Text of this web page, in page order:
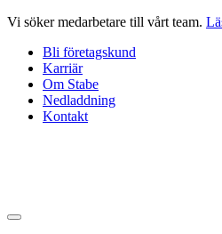
Hoppa
innehåll
Vi söker medarbetare till vårt team.
Bli företagskund
Karriär
Om Stabe
Nedladdning
Kontakt